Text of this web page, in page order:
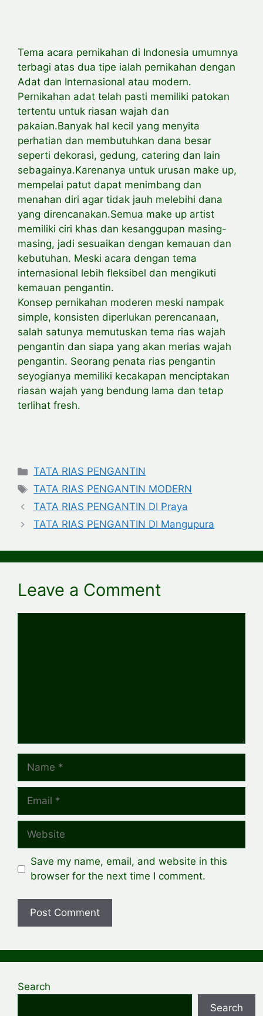
Tema acara pernikahan di Indonesia umumnya
terbagi atas dua tipe ialah pernikahan dengan
Adat dan Internasional atau modern.
Pernikahan adat telah pasti memiliki patokan
tertentu untuk riasan wajah dan
pakaian.Banyak hal kecil yang menyita
perhatian dan membutuhkan dana besar
seperti dekorasi, gedung, catering dan lain
sebagainya.Karenanya untuk urusan make up,
mempelai patut dapat menimbang dan
menahan diri agar tidak jauh melebihi dana
yang direncanakan.Semua make up artist
memiliki ciri khas dan kesanggupan masing-
masing, jadi sesuaikan dengan kemauan dan
kebutuhan. Meski acara dengan tema
internasional lebih fleksibel dan mengikuti
kemauan pengantin.
Konsep pernikahan moderen meski nampak
simple, konsisten diperlukan perencanaan,
salah satunya memutuskan tema rias wajah
pengantin dan siapa yang akan merias wajah
pengantin. Seorang penata rias pengantin
seyogianya memiliki kecakapan menciptakan
riasan wajah yang bendung lama dan tetap
terlihat fresh.
Categories
TATA RIAS PENGANTIN
Tags
TATA RIAS PENGANTIN MODERN
TATA RIAS PENGANTIN DI Praya
TATA RIAS PENGANTIN DI Mangupura
Leave a Comment
Name
Email
Website
Save my name, email, and website in this
browser for the next time I comment.
Search
Search